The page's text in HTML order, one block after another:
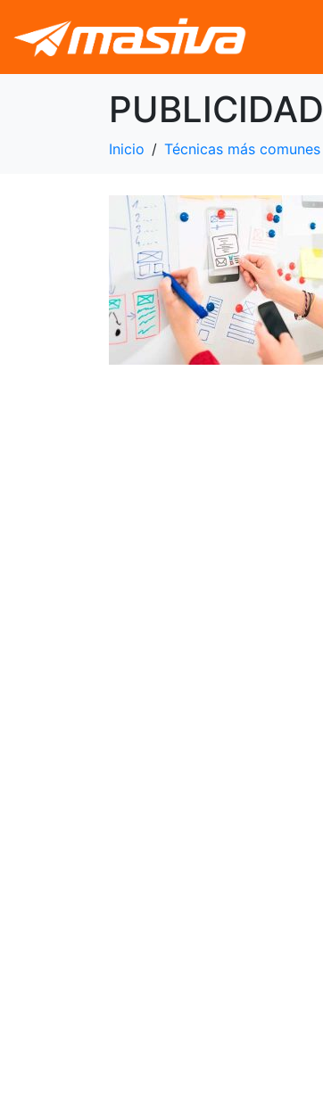
PUBLICIDAD
Inicio Técnicas más